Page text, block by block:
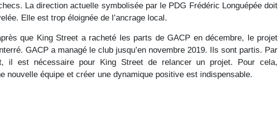
La direction actuelle symbolisée par le PDG Frédéric Longuépée doit
Elle est trop éloignée de l’ancrage local.
que King Street a racheté les parts de GACP en décembre, le projet
GACP a managé le club jusqu’en novembre 2019. Ils sont partis. Par
il est nécessaire pour King Street de relancer un projet. Pour cela,
nouvelle équipe et créer une dynamique positive est indispensable.